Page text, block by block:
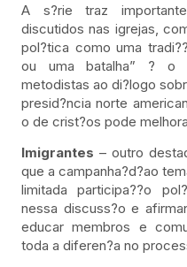
A s?rie traz
discutidos nas igrejas,
pol?tica como uma
ou uma batalha” ? o
metodistas ao di?logo
presid?ncia norte
o de crist?os pode
Imigrantes – outro
que a campanha?d?ao
limitada participa??o
nessa discuss?o e
educar membros e
toda a diferen?a no